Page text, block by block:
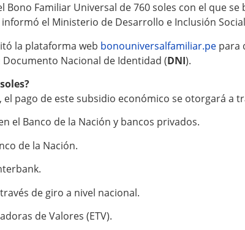
Bono Familiar Universal de 760 soles con el que
el Ministerio de Desarrollo e Inclusión
la plataforma web bonouniversalfamiliar.pe para
Nacional de Identidad (DNI).
pago de este subsidio económico se otorgará a
el Banco de la Nación y bancos privados.
de la Nación.
de giro a nivel nacional.
de Valores (ETV).